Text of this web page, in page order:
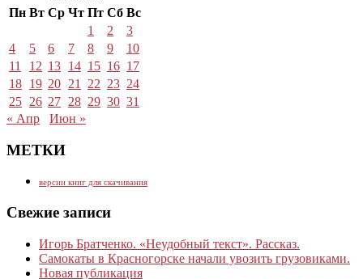
Пн Вт Ср Чт Пт Сб Вс
1
2
3
4
5 6 7 8 9
10
11
12 13 14 15 16 17
18 19 20 21 22 23 24
25 26 27 28 29 30 31
« Апр
Июн »
МЕТКИ
версии книг для скачивания
Свежие записи
Игорь Братченко. «Неудобный текст». Рассказ.
Самокаты в Красногорске начали увозить грузовиками.
Новая публикация